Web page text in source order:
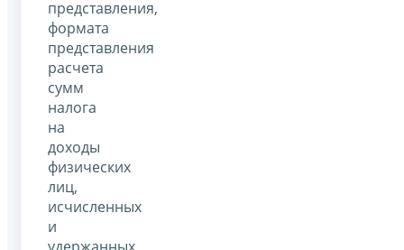
представления,
формата
представления
расчета
сумм
налога
на
доходы
физических
лиц,
исчисленных
и